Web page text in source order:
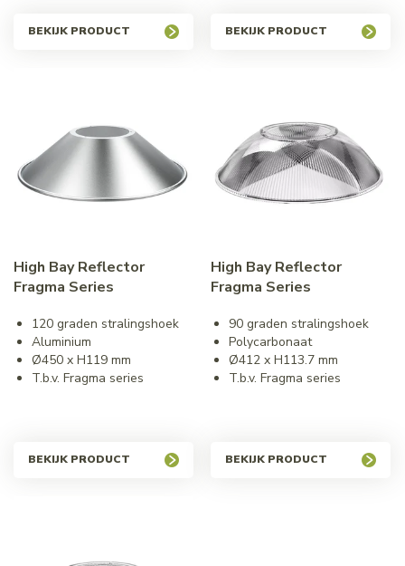
BEKIJK PRODUCT BEKIJK PRODUCT
High Bay Reflector
Fragma Series
120 graden stralingshoek
Aluminium
Ø450 x H119 mm
T.b.v. Fragma series
BEKIJK PRODUCT
High Bay Reflector
Fragma Series
90 graden stralingshoek
Polycarbonaat
Ø412 x H113.7 mm
T.b.v. Fragma series
BEKIJK PRODUCT